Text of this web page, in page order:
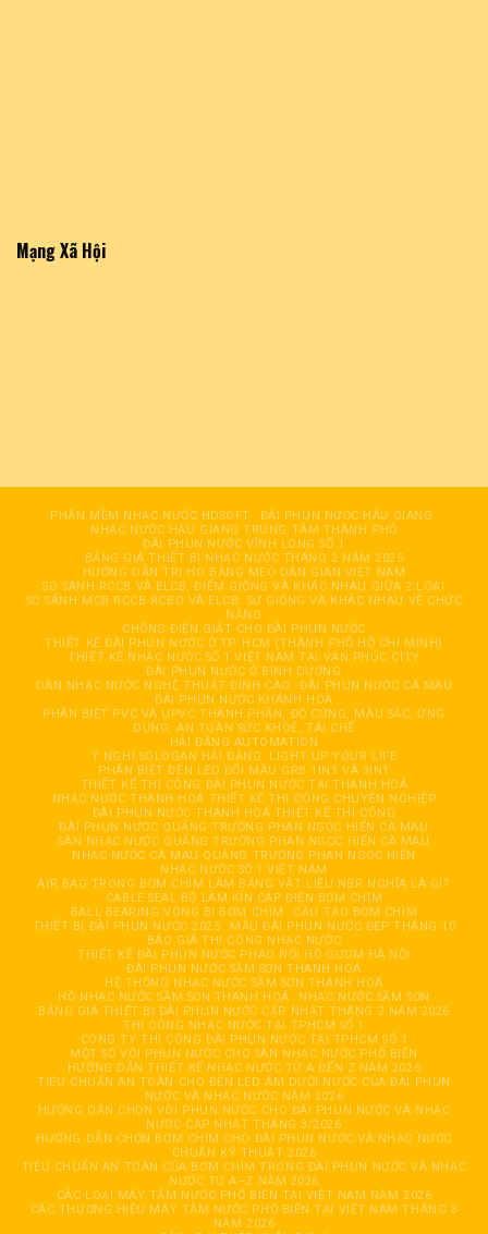
Mạng Xã Hội
PHẦN MỀM NHẠC NƯỚC HDSOFT
ĐÀI PHUN NƯỚC HÂỤ GIANG
NHẠC NƯỚC HẬU GIANG TRUNG TÂM THÀNH PHỐ
ĐÀI PHUN NƯỚC VĨNH LONG SỐ 1
BẢNG GIÁ THIẾT BỊ NHẠC NƯỚC THÁNG 2 NĂM 2025
HƯỚNG DẪN TRỊ HO BẰNG MẸO DÂN GIAN VIỆT NAM
SO SÁNH RCCB VÀ ELCB, ĐIỂM GIỐNG VÀ KHÁC NHAU GIỮA 2 LOẠI
SO SÁNH MCB RCCB RCBO VÀ ELCB: SỰ GIỐNG VÀ KHÁC NHAU VỀ CHỨC
NĂNG
CHỐNG ĐIỆN GIẬT CHO ĐÀI PHUN NƯỚC
THIẾT KẾ ĐÀI PHUN NƯỚC Ở TP. HCM (THÀNH PHỐ HỒ CHÍ MINH)
THIẾT KẾ NHẠC NƯỚC SỐ 1 VIỆT NAM TẠI VẠN PHÚC CITY
ĐÀI PHUN NƯỚC Ở BÌNH DƯƠNG
DÀN NHẠC NƯỚC NGHỆ THUẬT ĐỈNH CAO
ĐÀI PHUN NƯỚC CÀ MAU
ĐÀI PHUN NƯỚC KHÁNH HOÀ
PHÂN BIỆT PVC VÀ UPVC THÀNH PHẦN, ĐỘ CỨNG, MÀU SẮC, ỨNG
DỤNG, AN TOÀN SỨC KHOẺ, TÁI CHẾ
HẢI ĐĂNG AUTOMATION
Ý NGHĨ SOLOGAN HẢI ĐĂNG: LIGHT UP YOUR LIFE
PHÂN BIỆT ĐÈN LED ĐỔI MÀU GRB 1IN1 VÀ 3IN1
THIẾT KẾ THI CÔNG ĐÀI PHUN NƯỚC TẠI THANH HOÁ
NHẠC NƯỚC THANH HOÁ THIẾT KẾ THI CÔNG CHUYÊN NGHIỆP
ĐÀI PHUN NƯỚC THANH HOÁ THIẾT KẾ THI CÔNG
ĐÀI PHUN NƯỚC QUẢNG TRƯỜNG PHAN NGỌC HIỂN CÀ MAU
SÀN NHẠC NƯỚC QUẢNG TRƯỜNG PHAN NGỌC HIỂN CÀ MAU
NHẠC NƯỚC CÀ MAU QUẢNG TRƯỜNG PHAN NGỌC HIỂN
NHẠC NƯỚC SỐ 1 VIỆT NAM
AIR BAG TRONG BƠM CHÌM LÀM BẰNG VẬT LIỆU NBR NGHĨA LÀ GÌ?
CABLE SEAL BỘ LÀM KÍN CÁP ĐIỆN BƠM CHÌM
BALL BEARING VÒNG BI BƠM CHÌM
CẦU TẠO BƠM CHÌM
THIẾT BỊ ĐÀI PHUN NƯỚC 2025
MẪU ĐÀI PHUN NƯỚC ĐẸP THÁNG 10
BÁO GIÁ THI CÔNG NHẠC NƯỚC
THIẾT KẾ ĐÀI PHUN NƯỚC PHAO NỔI HỒ GƯƠM HÀ NỘI
ĐÀI PHUN NƯỚC SẦM SƠN THANH HOÁ
HỆ THỐNG NHẠC NƯỚC SẦM SƠN THANH HOÁ
HỒ NHẠC NƯỚC SẦM SƠN THANH HOÁ
NHẠC NƯỚC SẦM SƠN
BẢNG GIÁ THIẾT BỊ ĐÀI PHUN NƯỚC CẬP NHẬT THÁNG 2 NĂM 2026
THI CÔNG NHẠC NƯỚC TẠI TPHCM SỐ 1
CÔNG TY THI CÔNG ĐÀI PHUN NƯỚC TẠI TPHCM SỐ 1
MỘT SỐ VÒI PHUN NƯỚC CHO SÀN NHẠC NƯỚC PHỔ BIẾN
HƯỚNG DẪN THIẾT KẾ NHẠC NƯỚC TỪ A ĐẾN Z NĂM 2026
TIÊU CHUẨN AN TOÀN CHO ĐÈN LED ÂM DƯỚI NƯỚC CỦA ĐÀI PHUN
NƯỚC VÀ NHẠC NƯỚC NĂM 2026
HƯỚNG DẪN CHỌN VÒI PHUN NƯỚC CHO ĐÀI PHUN NƯỚC VÀ NHẠC
NƯỚC CẬP NHẬT THÁNG 3/2026
HƯỚNG DẪN CHỌN BƠM CHÌM CHO ĐÀI PHUN NƯỚC VÀ NHẠC NƯỚC
CHUẨN KỸ THUẬT 2026
TIÊU CHUẨN AN TOÀN CỦA BƠM CHÌM TRONG ĐÀI PHUN NƯỚC VÀ NHẠC
NƯỚC TỪ A–Z NĂM 2026
CÁC LOẠI MÁY TĂM NƯỚC PHỔ BIẾN TẠI VIỆT NAM NĂM 2026
CÁC THƯƠNG HIỆU MÁY TĂM NƯỚC PHỔ BIẾN TẠI VIỆT NAM THÁNG 3
NĂM 2026